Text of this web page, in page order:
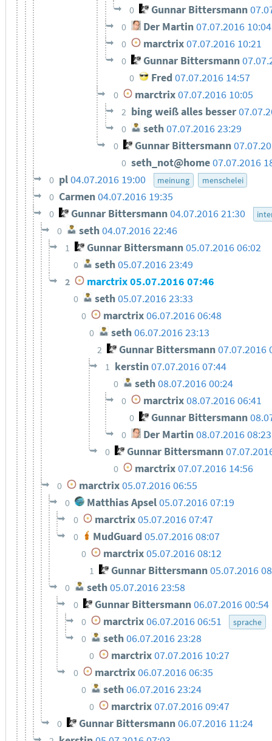
0 Gunnar Bittersmann
0 Der Martin 07.07.2016 10:04
0 marctrix 07.07.2016 10:21
0 Gunnar Bittersmann
0 Fred 07.07.2016 14:57
0 marctrix07.07.2016 10:05
2 bing weiß alles besser
0 seth 07.07.2016 23:29
0 Gunnar Bittersmann
0 seth_not@home07.07.2016
0 pl04.07.2016 19:00 meinung menschelei
0 Carmen04.07.2016 19:35
0 Gunnar Bittersmann04.07.2016 21:30
0 seth04.07.2016 22:46
1 Gunnar Bittersmann05.07.2016 06:02
0 seth05.07.2016 23:49
2 marctrix05.07.2016 07:46
0 seth05.07.2016 23:33
0 marctrix 06.07.2016 06:48
0 seth06.07.2016 23:13
2 Gunnar Bittersmann07.07.2016
1 kerstin07.07.2016 07:44
0 seth08.07.2016 00:24
0 marctrix 08.07.2016 06:41
0 Gunnar Bittersmann
0 Der Martin 08.07.2016 08:23
0 Gunnar Bittersmann
0 marctrix07.07.2016 14:56
0 marctrix05.07.2016 06:55
0 Matthias Apsel05.07.2016 07:19
0 marctrix05.07.2016 07:47
0 MudGuard 05.07.2016 08:07
0 marctrix 05.07.2016 08:12
1 Gunnar Bittersmann05.07.2016
0 seth05.07.2016 23:58
0 Gunnar Bittersmann06.07.2016 00:54
0 marctrix 06.07.2016 06:51 sprache
0 seth 06.07.2016 23:28
0 marctrix07.07.2016 10:27
0 marctrix06.07.2016 06:35
0 seth 06.07.2016 23:24
0 marctrix07.07.2016 09:47
0 Gunnar Bittersmann06.07.2016 11:24